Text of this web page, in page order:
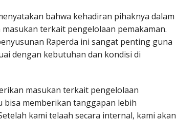
bahwa kehadiran pihaknya dalam
terkait pengelolaan pemakaman.
Raperda ini sangat penting guna
dengan kebutuhan dan kondisi di
masukan terkait pengelolaan
bisa memberikan tanggapan lebih
kami telaah secara internal, kami akan